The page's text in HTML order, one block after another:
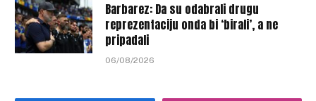
Barbarez: Da su odabrali drugu
reprezentaciju onda bi ‘birali’, a ne
pripadali
06/08/2026